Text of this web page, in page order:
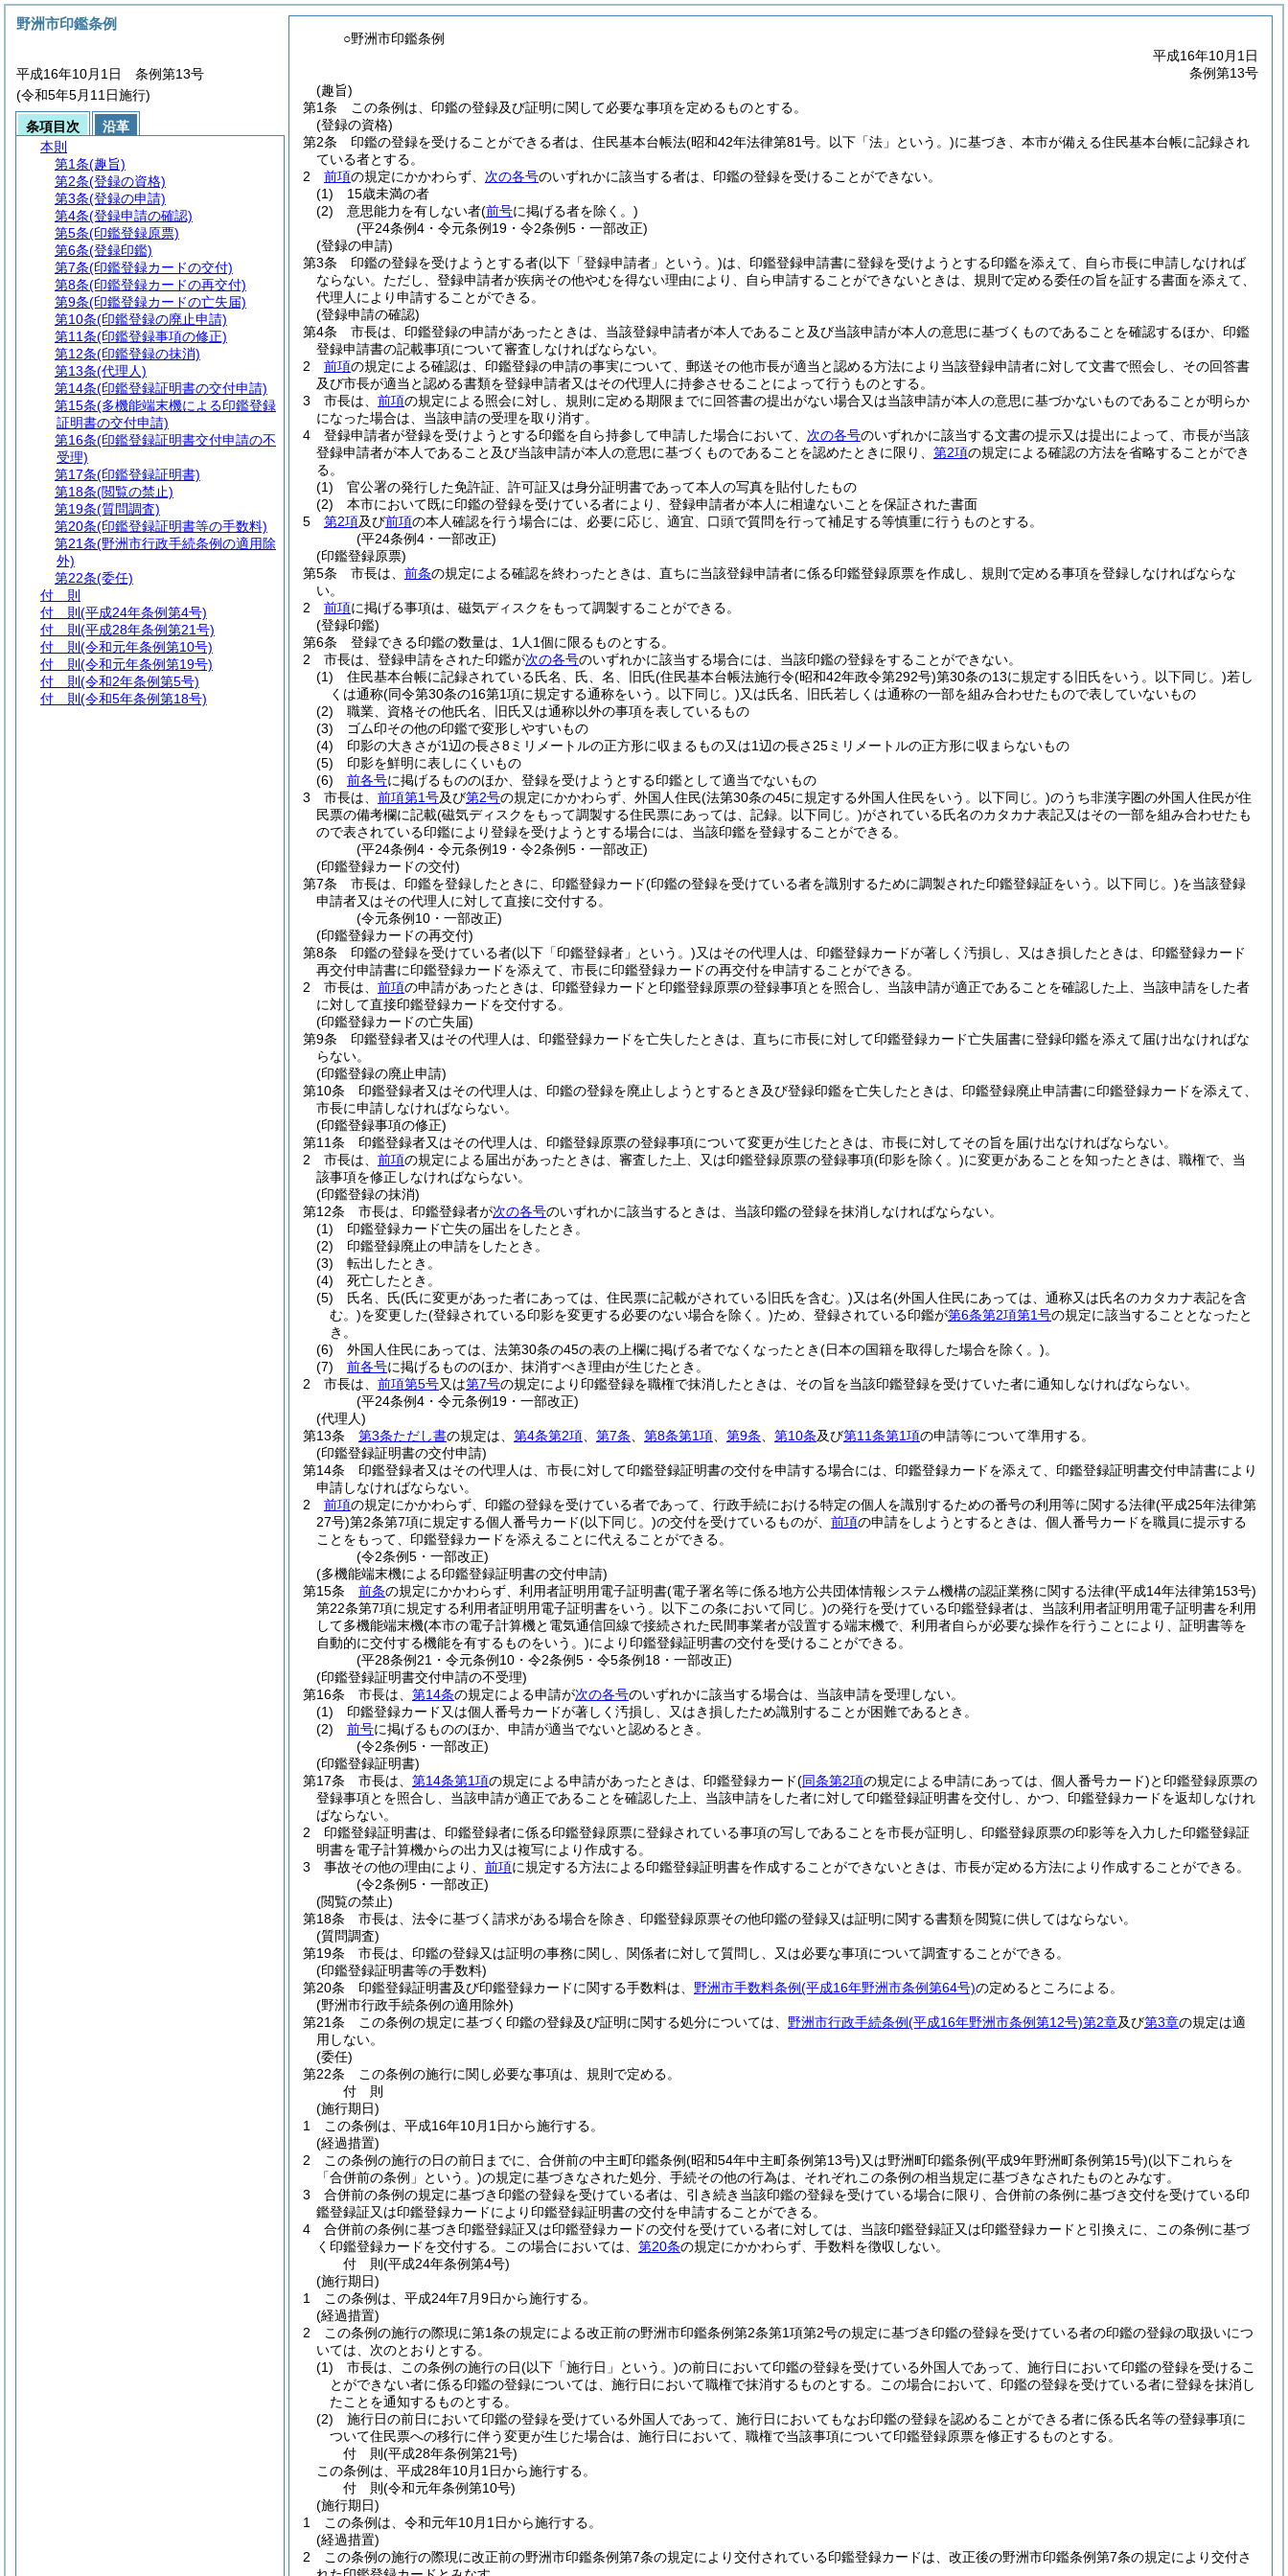
○野洲市印鑑条例
平成16年10月1日
条例第13号
(趣旨)
第1条
この条例は、印鑑の登録及び証明に関して必要な事項を定めるものとする。
(登録の資格)
第2条
印鑑の登録を受けることができる者は、住民基本台帳法(昭和42年法律第81号。以下「法」という。)に基づき、本市が備える住民基本台帳に記録され
ている者とする。
2
前項の規定にかかわらず、 次の各号のいずれかに該当する者は、印鑑の登録を受けることができない。
(1)
15歳未満の者
(2)
意思能力を有しない者(前号に掲げる者を除く。)
(平24条例4・令元条例19・令2条例5・一部改正)
(登録の申請)
第3条
印鑑の登録を受けようとする者(以下「登録申請者」という。)は、印鑑登録申請書に登録を受けようとする印鑑を添えて、自ら市長に申請しなければ
ならない。 ただし、登録申請者が疾病その他やむを得ない理由により、自ら申請することができないときは、規則で定める委任の旨を証する書面を添えて、
代理人により申請することができる。
(登録申請の確認)
第4条
市長は、印鑑登録の申請があったときは、当該登録申請者が本人であること及び当該申請が本人の意思に基づくものであることを確認するほか、印鑑
登録申請書の記載事項について審査しなければならない。
2
前項の規定による確認は、印鑑登録の申請の事実について、郵送その他市長が適当と認める方法により当該登録申請者に対して文書で照会し、その回答書
及び市長が適当と認める書類を登録申請者又はその代理人に持参させることによって行うものとする。
3
市長は、 前項の規定による照会に対し、規則に定める期限までに回答書の提出がない場合又は当該申請が本人の意思に基づかないものであることが明らか
になった場合は、当該申請の受理を取り消す。
4
登録申請者が登録を受けようとする印鑑を自ら持参して申請した場合において、 次の各号のいずれかに該当する文書の提示又は提出によって、市長が当該
登録申請者が本人であること及び当該申請が本人の意思に基づくものであることを認めたときに限り、 第2項の規定による確認の方法を省略することができ
る。
(1)
官公署の発行した免許証、許可証又は身分証明書であって本人の写真を貼付したもの
(2)
本市において既に印鑑の登録を受けている者により、登録申請者が本人に相違ないことを保証された書面
5
第2項及び前項の本人確認を行う場合には、必要に応じ、適宜、口頭で質問を行って補足する等慎重に行うものとする。
(平24条例4・一部改正)
(印鑑登録原票)
第5条
市長は、 前条の規定による確認を終わったときは、直ちに当該登録申請者に係る印鑑登録原票を作成し、規則で定める事項を登録しなければならな
い。
2
前項に掲げる事項は、磁気ディスクをもって調製することができる。
(登録印鑑)
第6条
登録できる印鑑の数量は、1人1個に限るものとする。
2
市長は、登録申請をされた印鑑が次の各号のいずれかに該当する場合には、当該印鑑の登録をすることができない。
(1)
住民基本台帳に記録されている氏名、氏、名、旧氏(住民基本台帳法施行令(昭和42年政令第292号)第30条の13に規定する旧氏をいう。以下同じ。)若し
くは通称(同令第30条の16第1項に規定する通称をいう。以下同じ。)又は氏名、旧氏若しくは通称の一部を組み合わせたもので表していないもの
(2)
職業、資格その他氏名、旧氏又は通称以外の事項を表しているもの
(3)
ゴム印その他の印鑑で変形しやすいもの
(4)
印影の大きさが1辺の長さ8ミリメートルの正方形に収まるもの又は1辺の長さ25ミリメートルの正方形に収まらないもの
(5)
印影を鮮明に表しにくいもの
(6)
前各号に掲げるもののほか、登録を受けようとする印鑑として適当でないもの
3
市長は、 前項第1号及び第2号の規定にかかわらず、外国人住民(法第30条の45に規定する外国人住民をいう。以下同じ。)のうち非漢字圏の外国人住民が住
民票の備考欄に記載(磁気ディスクをもって調製する住民票にあっては、記録。以下同じ。)がされている氏名のカタカナ表記又はその一部を組み合わせたも
ので表されている印鑑により登録を受けようとする場合には、当該印鑑を登録することができる。
(平24条例4・令元条例19・令2条例5・一部改正)
(印鑑登録カードの交付)
第7条
市長は、印鑑を登録したときに、印鑑登録カード(印鑑の登録を受けている者を識別するために調製された印鑑登録証をいう。以下同じ。)を当該登録
申請者又はその代理人に対して直接に交付する。
(令元条例10・一部改正)
(印鑑登録カードの再交付)
第8条
印鑑の登録を受けている者(以下「印鑑登録者」という。)又はその代理人は、印鑑登録カードが著しく汚損し、又はき損したときは、印鑑登録カード
再交付申請書に印鑑登録カードを添えて、市長に印鑑登録カードの再交付を申請することができる。
2
市長は、 前項の申請があったときは、印鑑登録カードと印鑑登録原票の登録事項とを照合し、当該申請が適正であることを確認した上、当該申請をした者
に対して直接印鑑登録カードを交付する。
(印鑑登録カードの亡失届)
第9条
印鑑登録者又はその代理人は、印鑑登録カードを亡失したときは、直ちに市長に対して印鑑登録カード亡失届書に登録印鑑を添えて届け出なければな
らない。
(印鑑登録の廃止申請)
第10条
印鑑登録者又はその代理人は、印鑑の登録を廃止しようとするとき及び登録印鑑を亡失したときは、印鑑登録廃止申請書に印鑑登録カードを添えて、
市長に申請しなければならない。
(印鑑登録事項の修正)
第11条
印鑑登録者又はその代理人は、印鑑登録原票の登録事項について変更が生じたときは、市長に対してその旨を届け出なければならない。
2
市長は、 前項の規定による届出があったときは、審査した上、又は印鑑登録原票の登録事項(印影を除く。)に変更があることを知ったときは、職権で、当
該事項を修正しなければならない。
(印鑑登録の抹消)
第12条
市長は、印鑑登録者が次の各号のいずれかに該当するときは、当該印鑑の登録を抹消しなければならない。
(1)
印鑑登録カード亡失の届出をしたとき。
(2)
印鑑登録廃止の申請をしたとき。
(3)
転出したとき。
(4)
死亡したとき。
(5)
氏名、氏(氏に変更があった者にあっては、住民票に記載がされている旧氏を含む。)又は名(外国人住民にあっては、通称又は氏名のカタカナ表記を含
む。)を変更した(登録されている印影を変更する必要のない場合を除く。)ため、登録されている印鑑が第6条第2項第1号の規定に該当することとなったと
き。
(6)
外国人住民にあっては、法第30条の45の表の上欄に掲げる者でなくなったとき(日本の国籍を取得した場合を除く。)。
(7)
前各号に掲げるもののほか、抹消すべき理由が生じたとき。
2
市長は、 前項第5号又は第7号の規定により印鑑登録を職権で抹消したときは、その旨を当該印鑑登録を受けていた者に通知しなければならない。
(平24条例4・令元条例19・一部改正)
(代理人)
第13条
第3条ただし書の規定は、 第4条第2項 第7条 第8条第1項 第9条 第10条及び第11条第1項の申請等について準用する。
(印鑑登録証明書の交付申請)
第14条
印鑑登録者又はその代理人は、市長に対して印鑑登録証明書の交付を申請する場合には、印鑑登録カードを添えて、印鑑登録証明書交付申請書により
申請しなければならない。
2
前項の規定にかかわらず、印鑑の登録を受けている者であって、行政手続における特定の個人を識別するための番号の利用等に関する法律(平成25年法律第
27号)第2条第7項に規定する個人番号カード(以下同じ。)の交付を受けているものが、 前項の申請をしようとするときは、個人番号カードを職員に提示する
ことをもって、印鑑登録カードを添えることに代えることができる。
(令2条例5・一部改正)
(多機能端末機による印鑑登録証明書の交付申請)
第15条
前条の規定にかかわらず、利用者証明用電子証明書(電子署名等に係る地方公共団体情報システム機構の認証業務に関する法律(平成14年法律第153号)
第22条第7項に規定する利用者証明用電子証明書をいう。以下この条において同じ。)の発行を受けている印鑑登録者は、当該利用者証明用電子証明書を利用
して多機能端末機(本市の電子計算機と電気通信回線で接続された民間事業者が設置する端末機で、利用者自らが必要な操作を行うことにより、証明書等を
自動的に交付する機能を有するものをいう。)により印鑑登録証明書の交付を受けることができる。
(平28条例21・令元条例10・令2条例5・令5条例18・一部改正)
(印鑑登録証明書交付申請の不受理)
第16条
市長は、 第14条の規定による申請が次の各号のいずれかに該当する場合は、当該申請を受理しない。
(1)
印鑑登録カード又は個人番号カードが著しく汚損し、又はき損したため識別することが困難であるとき。
(2)
前号に掲げるもののほか、申請が適当でないと認めるとき。
(令2条例5・一部改正)
(印鑑登録証明書)
第17条
市長は、 第14条第1項の規定による申請があったときは、印鑑登録カード(同条第2項の規定による申請にあっては、個人番号カード)と印鑑登録原票の
登録事項とを照合し、当該申請が適正であることを確認した上、当該申請をした者に対して印鑑登録証明書を交付し、かつ、印鑑登録カードを返却しなけれ
ばならない。
2
印鑑登録証明書は、印鑑登録者に係る印鑑登録原票に登録されている事項の写しであることを市長が証明し、印鑑登録原票の印影等を入力した印鑑登録証
明書を電子計算機からの出力又は複写により作成する。
3
事故その他の理由により、 前項に規定する方法による印鑑登録証明書を作成することができないときは、市長が定める方法により作成することができる。
(令2条例5・一部改正)
(閲覧の禁止)
第18条
市長は、法令に基づく請求がある場合を除き、印鑑登録原票その他印鑑の登録又は証明に関する書類を閲覧に供してはならない。
(質問調査)
第19条
市長は、印鑑の登録又は証明の事務に関し、関係者に対して質問し、又は必要な事項について調査することができる。
(印鑑登録証明書等の手数料)
第20条
印鑑登録証明書及び印鑑登録カードに関する手数料は、 野洲市手数料条例(平成16年野洲市条例第64号)の定めるところによる。
(野洲市行政手続条例の適用除外)
第21条
この条例の規定に基づく印鑑の登録及び証明に関する処分については、 野洲市行政手続条例(平成16年野洲市条例第12号)第2章及び第3章の規定は適
用しない。
(委任)
第22条
この条例の施行に関し必要な事項は、規則で定める。
付 則
(施行期日)
1
この条例は、平成16年10月1日から施行する。
(経過措置)
2
この条例の施行の日の前日までに、合併前の中主町印鑑条例(昭和54年中主町条例第13号)又は野洲町印鑑条例(平成9年野洲町条例第15号)(以下これらを
「合併前の条例」という。)の規定に基づきなされた処分、手続その他の行為は、それぞれこの条例の相当規定に基づきなされたものとみなす。
3
合併前の条例の規定に基づき印鑑の登録を受けている者は、引き続き当該印鑑の登録を受けている場合に限り、合併前の条例に基づき交付を受けている印
鑑登録証又は印鑑登録カードにより印鑑登録証明書の交付を申請することができる。
4
合併前の条例に基づき印鑑登録証又は印鑑登録カードの交付を受けている者に対しては、当該印鑑登録証又は印鑑登録カードと引換えに、この条例に基づ
く印鑑登録カードを交付する。
この場合においては、 第20条の規定にかかわらず、手数料を徴収しない。
付 則(平成24年条例第4号)
(施行期日)
1
この条例は、平成24年7月9日から施行する。
(経過措置)
2
この条例の施行の際現に第1条の規定による改正前の野洲市印鑑条例第2条第1項第2号の規定に基づき印鑑の登録を受けている者の印鑑の登録の取扱いにつ
いては、次のとおりとする。
(1)
市長は、この条例の施行の日(以下「施行日」という。)の前日において印鑑の登録を受けている外国人であって、施行日において印鑑の登録を受けるこ
とができない者に係る印鑑の登録については、施行日において職権で抹消するものとする。
この場合において、印鑑の登録を受けている者に登録を抹消し
たことを通知するものとする。
(2)
施行日の前日において印鑑の登録を受けている外国人であって、施行日においてもなお印鑑の登録を認めることができる者に係る氏名等の登録事項に
ついて住民票への移行に伴う変更が生じた場合は、施行日において、職権で当該事項について印鑑登録原票を修正するものとする。
付 則(平成28年条例第21号)
この条例は、平成28年10月1日から施行する。
付 則(令和元年条例第10号)
(施行期日)
1
この条例は、令和元年10月1日から施行する。
(経過措置)
2
この条例の施行の際現に改正前の野洲市印鑑条例第7条の規定により交付されている印鑑登録カードは、改正後の野洲市印鑑条例第7条の規定により交付さ
野洲市印鑑条例
平成16年10月1日 条例第13号
(令和5年5月11日施行)
条項目次
沿革
本則
第1条(趣旨)
第2条(登録の資格)
第3条(登録の申請)
第4条(登録申請の確認)
第5条(印鑑登録原票)
第6条(登録印鑑)
第7条(印鑑登録カードの交付)
第8条(印鑑登録カードの再交付)
第9条(印鑑登録カードの亡失届)
第10条(印鑑登録の廃止申請)
第11条(印鑑登録事項の修正)
第12条(印鑑登録の抹消)
第13条(代理人)
第14条(印鑑登録証明書の交付申請)
第15条(多機能端末機による印鑑登録
証明書の交付申請)
第16条(印鑑登録証明書交付申請の不
受理)
第17条(印鑑登録証明書)
第18条(閲覧の禁止)
第19条(質問調査)
第20条(印鑑登録証明書等の手数料)
第21条(野洲市行政手続条例の適用除
外)
第22条(委任)
付 則
付 則 (平成24年条例第4号)
付 則 (平成28年条例第21号)
付 則 (令和元年条例第10号)
付 則 (令和元年条例第19号)
付 則 (令和2年条例第5号)
付 則 (令和5年条例第18号)